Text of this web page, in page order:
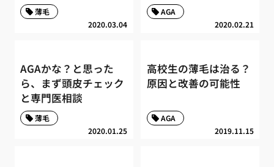
2020.03.04
薄毛
2020.02.21
AGA
AGAかな？と思った
ら、まず頭皮チェック
と専門医相談
2020.01.25
薄毛
高校生の薄毛は治る？
原因と改善の可能性
2019.11.15
AGA